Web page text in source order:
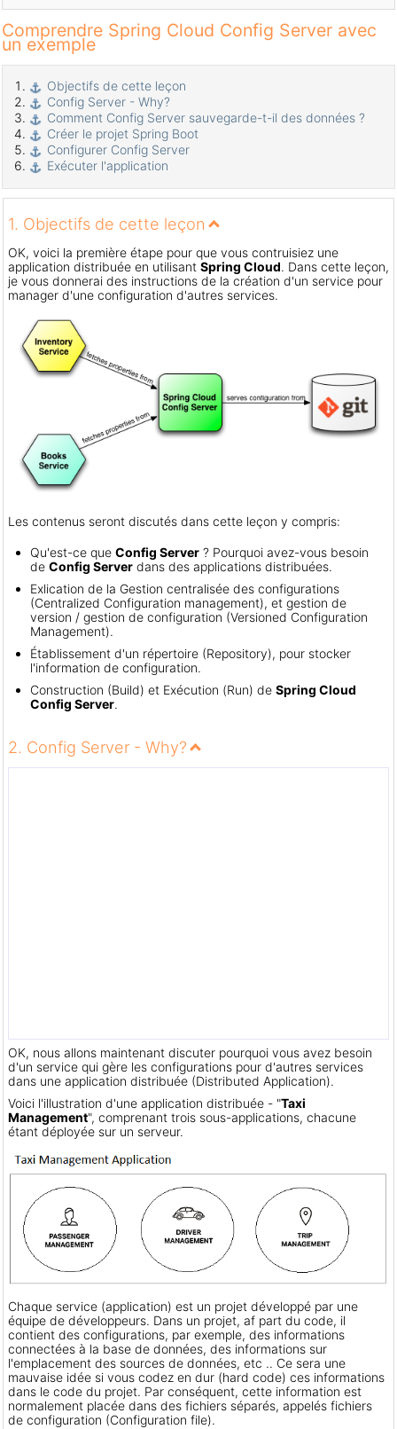
Comprendre Spring Cloud Config Server avec
un exemple
Objectifs de cette leçon
Config Server - Why?
Comment Config Server sauvegarde-t-il des données ?
Créer le projet Spring Boot
Configurer Config Server
Exécuter l'application
1. Objectifs de cette leçon
OK, voici la première étape pour que vous contruisiez une
application distribuée en utilisant Spring Cloud. Dans cette leçon,
je vous donnerai des instructions de la création d'un service pour
manager d'une configuration d'autres services.
Les contenus seront discutés dans cette leçon y compris:
Qu'est-ce que Config Server ? Pourquoi avez-vous besoin
de Config Server dans des applications distribuées.
Exlication de la Gestion centralisée des configurations
(Centralized Configuration management), et gestion de
version / gestion de configuration (Versioned Configuration
Management).
Établissement d'un répertoire (Repository), pour stocker
l'information de configuration.
Construction (Build) et Exécution (Run) de Spring Cloud
Config Server.
2. Config Server - Why?
OK, nous allons maintenant discuter pourquoi vous avez besoin
d'un service qui gère les configurations pour d'autres services
dans une application distribuée (Distributed Application).
Voici l'illustration d'une application distribuée - "Taxi
Management", comprenant trois sous-applications, chacune
étant déployée sur un serveur.
Chaque service (application) est un projet développé par une
équipe de développeurs. Dans un projet, af part du code, il
contient des configurations, par exemple, des informations
connectées à la base de données, des informations sur
l'emplacement des sources de données, etc .. Ce sera une
mauvaise idée si vous codez en dur (hard code) ces informations
dans le code du projet. Par conséquent, cette information est
normalement placée dans des fichiers séparés, appelés fichiers
de configuration (Configuration file).